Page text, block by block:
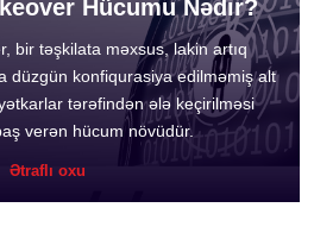
Hücumu Nədir?
bir təşkilata məxsus, lakin artıq
düzgün konfiqurasiya edilməmiş alt
tərəfindən ələ keçirilməsi
verən hücum növüdür.
Ətraflı oxu